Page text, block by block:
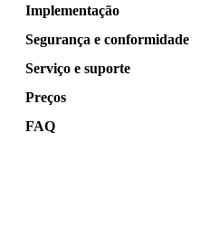
Implementação
Segurança e conformidade
Serviço e suporte
Preços
FAQ